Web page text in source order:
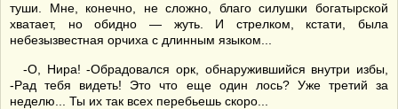
туши. Мне, конечно, не сложно, благо силушки богатырской
хватает, но обидно — жуть. И стрелком, кстати, была
небезызвестная орчиха с длинным языком...
-О, Нира! -Обрадовался орк, обнаружившийся внутри избы,
-Рад тебя видеть! Это что еще один лось? Уже третий за
неделю... Ты их так всех перебьешь скоро...